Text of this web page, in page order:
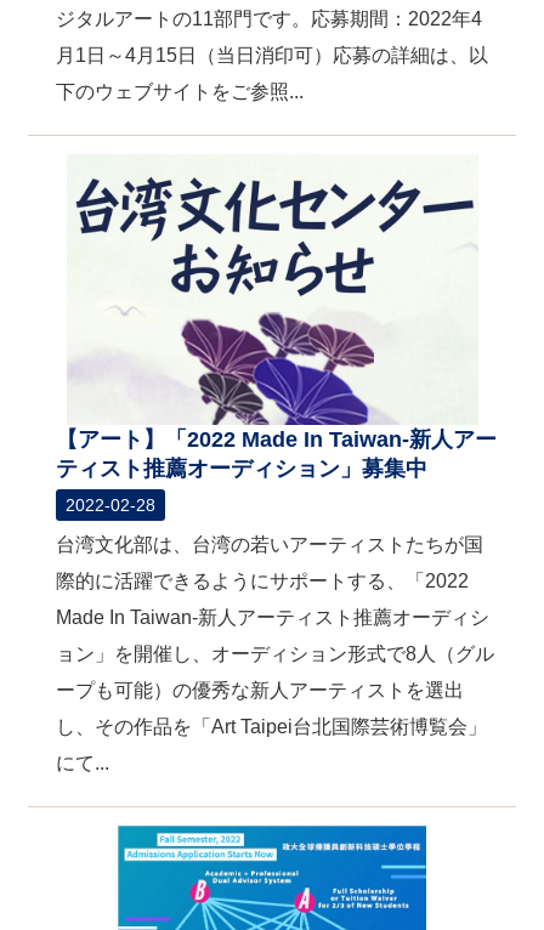
ジタルアートの11部門です。応募期間：2022年4
月1日～4月15日（当日消印可）応募の詳細は、以
下のウェブサイトをご参照...
【アート】「2022 Made In Taiwan-新人アー
ティスト推薦オーディション」募集中
2022-02-28
台湾文化部は、台湾の若いアーティストたちが国
際的に活躍できるようにサポートする、「2022
Made In Taiwan-新人アーティスト推薦オーディシ
ョン」を開催し、オーディション形式で8人（グル
ープも可能）の優秀な新人アーティストを選出
し、その作品を「Art Taipei台北国際芸術博覧会」
にて...